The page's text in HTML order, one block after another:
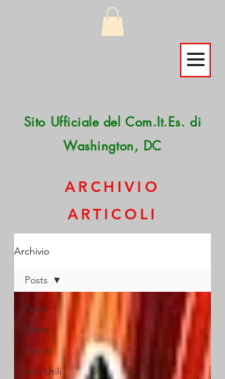
Sito Ufficiale del Com.It.Es. di
Washington, DC
ARCHIVIO
ARTICOLI
Archivio
Posts
News
Eventi
Info Utili
Posts